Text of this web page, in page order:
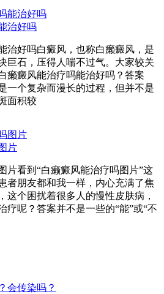
治好吗
治好吗白癜风，也称白癞癜风，是
巨石，压得人喘不过气。大家较关
癞癜风能治疗吗能治好吗？答案
一个复杂而漫长的过程，但并不是
面积较
片
片看到“白癞癜风能治疗吗图片”这
者朋友都和我一样，内心充满了焦
这个困扰着很多人的慢性皮肤病，
疗呢？答案并不是一些的“能”或“不
会传染吗？